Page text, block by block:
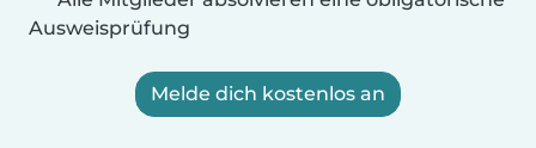
Ausweisprüfung
Melde dich kostenlos an